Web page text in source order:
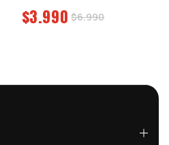
Precio
regular
$3.990Precio
$6.990